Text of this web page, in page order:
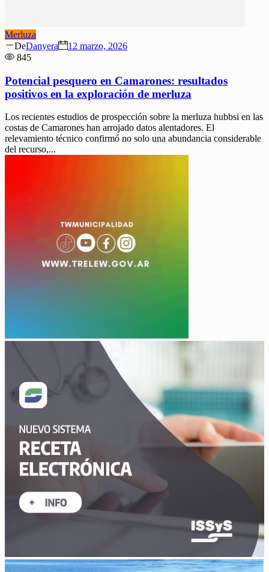
Merluza
DeAuthor
Danyera
Posted
12 marzo, 2026
845
Potencial pesquero en Camarones: resultados
positivos en la exploración de merluza
Los recientes estudios de prospección sobre la merluza hubbsi en las
costas de Camarones han arrojado datos alentadores. El
relevamiento técnico confirmó no solo una abundancia considerable
del recurso,...